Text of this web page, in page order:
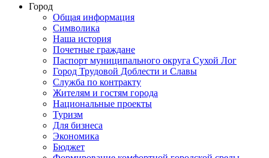
Город
Общая информация
Символика
Наша история
Почетные граждане
Паспорт муниципального округа Сухой Лог
Город Трудовой Доблести и Славы
Служба по контракту
Жителям и гостям города
Национальные проекты
Туризм
Для бизнеса
Экономика
Бюджет